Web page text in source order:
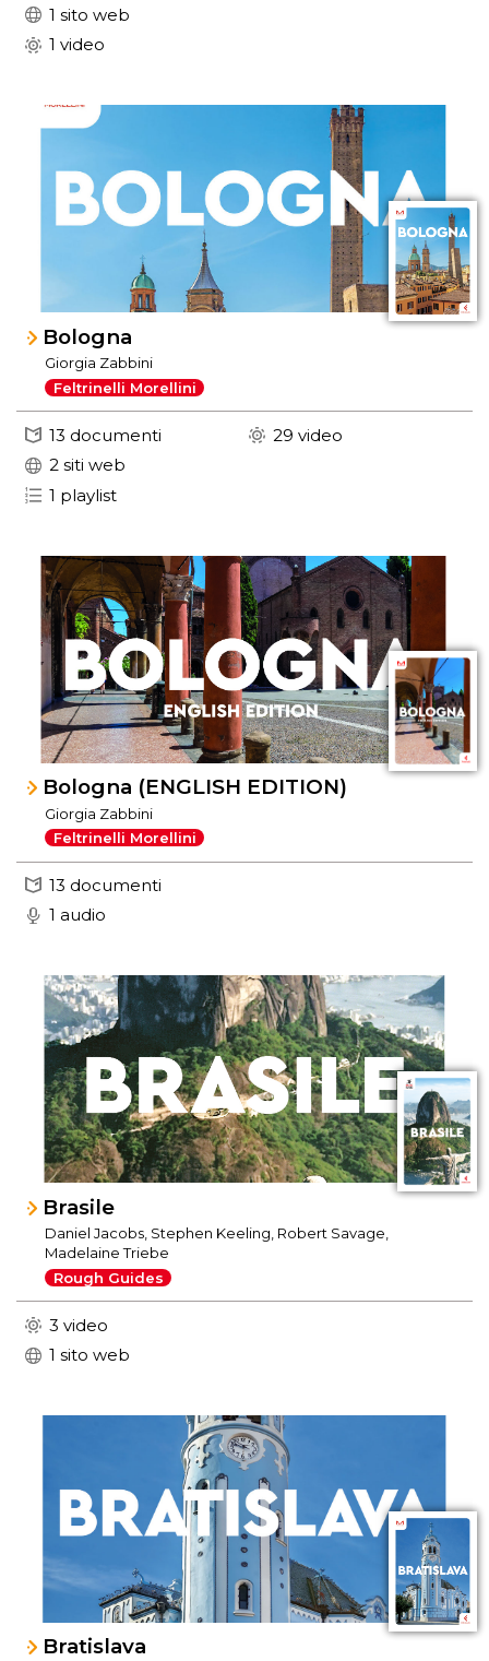
1 sito web
1 video
Bologna
Giorgia Zabbini
Feltrinelli Morellini
13 documenti
2 siti web
1 playlist
29 video
Bologna (ENGLISH EDITION)
Giorgia Zabbini
Feltrinelli Morellini
13 documenti
1 audio
Brasile
Daniel Jacobs, Stephen Keeling, Robert Savage,
Madelaine Triebe
Rough Guides
3 video
1 sito web
Bratislava